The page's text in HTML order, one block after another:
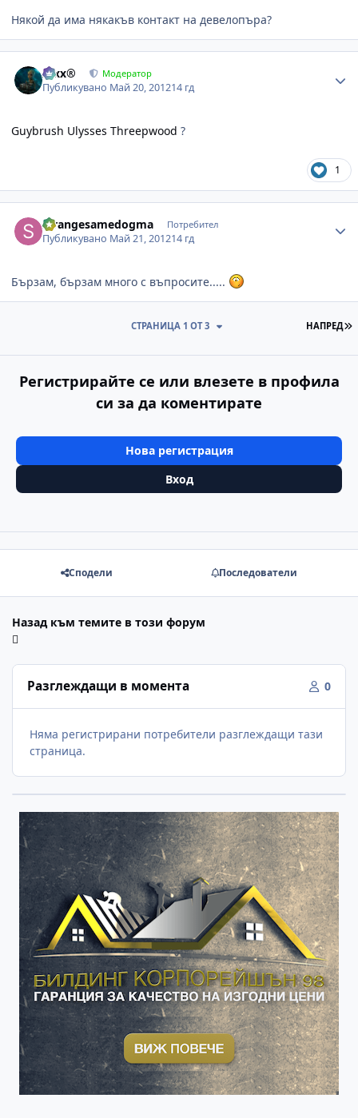
Някой да има някакъв контакт на девелопъра?
Alxx® Модератор
Публикувано Май 20, 201214 гд
Guybrush Ulysses Threepwood ?
1
strangesamedogma Потребител
Публикувано Май 21, 201214 гд
Бързам, бързам много с въпросите.....
НАПРЕД
СТРАНИЦА 1 ОТ 3
Регистрирайте се или влезете в профила
си за да коментирате
Нова регистрация
Вход
Сподели Последователи
Назад към темите в този форум
Разглеждащи в момента 0
Няма регистрирани потребители разглеждащи тази
страница.